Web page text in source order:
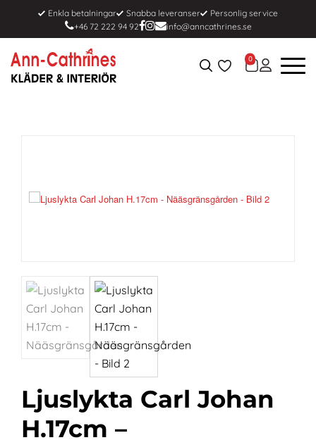
+46 72 222 94 92
Enkla betalningar Snabba leveranser
Personlig service
info@anncathrines.se
0
Ljuslykta Carl Johan
H.17cm –